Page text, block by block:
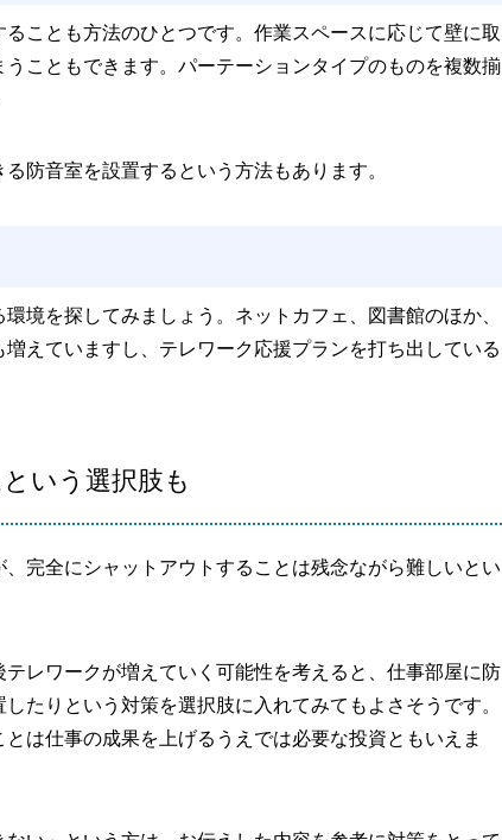
ことも方法のひとつです。作業スペースに応じて壁に取
こともできます。パーテーションタイプのものを複数揃
防音室を設置するという方法もあります。
境を探してみましょう。ネットカフェ、図書館のほか、
えていますし、テレワーク応援プランを打ち出している
いう選択肢も
完全にシャットアウトすることは残念ながら難しいとい
レワークが増えていく可能性を考えると、仕事部屋に防
たりという対策を選択肢に入れてみてもよさそうです。
は仕事の成果を上げるうえでは必要な投資ともいえま